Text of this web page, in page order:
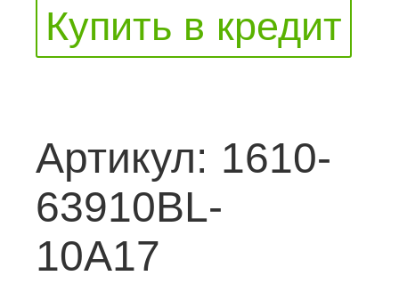
Купить в кредит
Артикул: 1610-
63910BL-
10A17